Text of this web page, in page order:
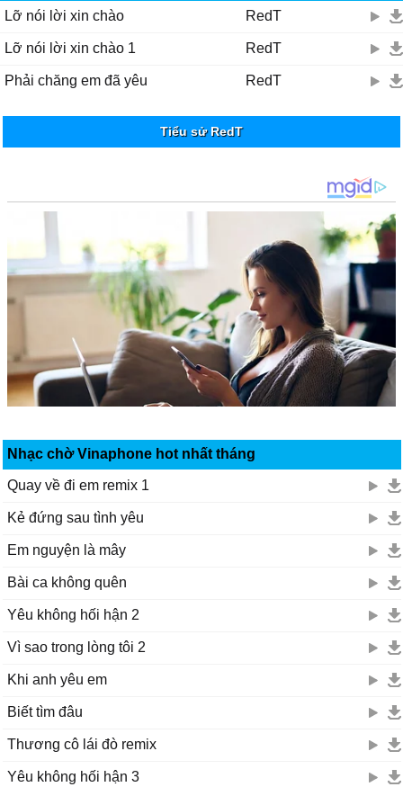
Lỡ nói lời xin chào
RedT
Lỡ nói lời xin chào 1 RedT
Phải chăng em đã yêu RedT
Tiểu sử RedT
Nhạc chờ Vinaphone hot nhất tháng
Quay về đi em remix 1
Kẻ đứng sau tình yêu
Em nguyện là mây
Bài ca không quên
Yêu không hối hận 2
Vì sao trong lòng tôi 2
Khi anh yêu em
Biết tìm đâu
Thương cô lái đò remix
Yêu không hối hận 3